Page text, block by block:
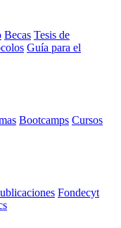
Becas Tesis de
Guía para el
Bootcamps Cursos
Fondecyt